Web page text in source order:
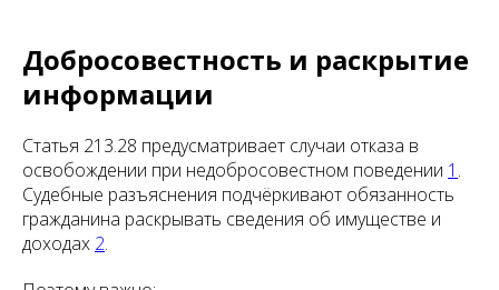
Добросовестность и раскрытие
информации
Статья 213.28 предусматривает случаи отказа в
освобождении при недобросовестном поведении 1 .
Судебные разъяснения подчёркивают обязанность
гражданина раскрывать сведения об имуществе и
доходах 2.